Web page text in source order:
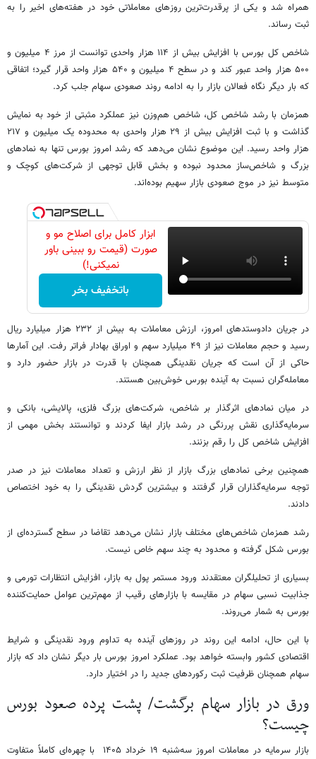
همراه شد و یکی از پرقدرت‌ترین روزهای معاملاتی خود در هفته‌های اخیر را به
ثبت رساند.
شاخص کل بورس با افزایش بیش از ۱۱۴ هزار واحدی توانست از مرز ۴ میلیون و
۵۰۰ هزار واحد عبور کند و در سطح ۴ میلیون و ۵۴۰ هزار واحد قرار گیرد؛ اتفاقی
که بار دیگر نگاه فعالان بازار را به ادامه روند صعودی سهام جلب کرد.
همزمان با رشد شاخص کل، شاخص هم‌وزن نیز عملکرد مثبتی از خود به نمایش
گذاشت و با ثبت افزایش بیش از ۲۹ هزار واحدی به محدوده یک میلیون و ۲۱۷
هزار واحد رسید. این موضوع نشان می‌دهد که رشد امروز بورس تنها به نمادهای
بزرگ و شاخص‌ساز محدود نبوده و بخش قابل توجهی از شرکت‌های کوچک و
متوسط نیز در موج صعودی بازار سهیم بوده‌اند.
ابزار کامل برای اصلاح مو و
صورت (قیمت رو ببینی باور
نمیکنی!)
باتخفیف بخر
در جریان دادوستدهای امروز، ارزش معاملات به بیش از ۲۳۲ هزار میلیارد ریال
رسید و حجم معاملات نیز از ۴۹ میلیارد سهم و اوراق بهادار فراتر رفت. این آمارها
حاکی از آن است که جریان نقدینگی همچنان با قدرت در بازار حضور دارد و
معامله‌گران نسبت به آینده بورس خوش‌بین هستند.
در میان نمادهای اثرگذار بر شاخص، شرکت‌های بزرگ فلزی، پالایشی، بانکی و
سرمایه‌گذاری نقش پررنگی در رشد بازار ایفا کردند و توانستند بخش مهمی از
افزایش شاخص کل را رقم بزنند.
همچنین برخی نمادهای بزرگ بازار از نظر ارزش و تعداد معاملات نیز در صدر
توجه سرمایه‌گذاران قرار گرفتند و بیشترین گردش نقدینگی را به خود اختصاص
دادند.
رشد همزمان شاخص‌های مختلف بازار نشان می‌دهد تقاضا در سطح گسترده‌ای از
بورس شکل گرفته و محدود به چند سهم خاص نیست.
بسیاری از تحلیلگران معتقدند ورود مستمر پول به بازار، افزایش انتظارات تورمی و
جذابیت نسبی سهام در مقایسه با بازارهای رقیب از مهم‌ترین عوامل حمایت‌کننده
بورس به شمار می‌روند.
با این حال، ادامه این روند در روزهای آینده به تداوم ورود نقدینگی و شرایط
اقتصادی کشور وابسته خواهد بود. عملکرد امروز بورس بار دیگر نشان داد که بازار
سهام همچنان ظرفیت ثبت رکوردهای جدید را در اختیار دارد.
ورق در بازار سهام برگشت/ پشت پرده صعود بورس
چیست؟
بازار سرمایه در معاملات امروز سه‌شنبه ۱۹ خرداد ۱۴۰۵ با چهره‌ای کاملاً متفاوت